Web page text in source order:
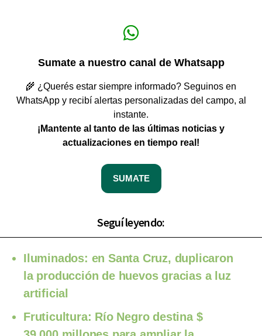
Sumate a nuestro canal de Whatsapp
🌾 ¿Querés estar siempre informado? Seguinos en
WhatsApp y recibí alertas personalizadas del campo, al
instante.
¡Mantente al tanto de las últimas noticias y
actualizaciones en tiempo real!
SUMATE
Seguí leyendo:
Iluminados: en Santa Cruz, duplicaron
la producción de huevos gracias a luz
artificial
Fruticultura: Río Negro destina $